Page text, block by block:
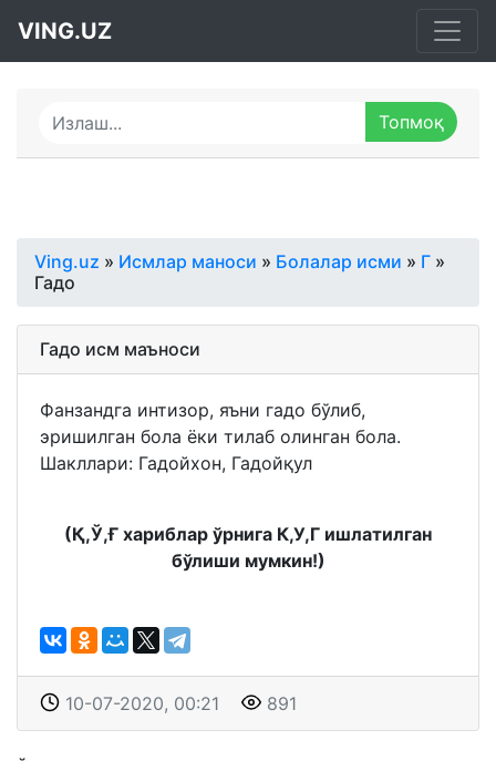
VING.UZ
Ving.uz » Исмлар маноси » Болалар исми » Г »
Гадо
Гадо исм маъноси
Фанзандга интизор, яъни гадо бўлиб,
эришилган бола ёки тилаб олинган бола.
Шакллари: Гадойхон, Гадойқул
(Қ,Ў,Ғ хариблар ўрнига К,У,Г ишлатилган
бўлиши мумкин!)
10-07-2020, 00:21 891